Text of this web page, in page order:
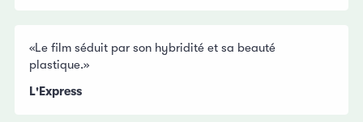
«Le film séduit par son hybridité et sa beauté
plastique.»
L'Express